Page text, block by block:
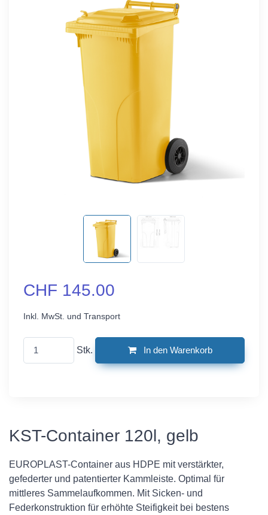
CHF 145.00
Inkl. MwSt. und Transport
Stk. In den Warenkorb
KST-Container 120l, gelb
EUROPLAST-Container aus HDPE mit verstärkter,
gefederter und patentierter Kammleiste. Optimal für
mittleres Sammelaufkommen. Mit Sicken- und
Federkonstruktion für erhöhte Steifigkeit bei bestens